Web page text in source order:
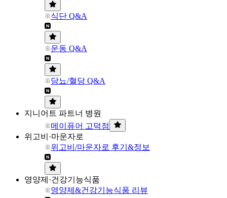
식단 Q&A
운동 Q&A
당뇨/혈당 Q&A
지니어트 파트너 병원
메이퓨어 고덕점
위고비·마운자로
위고비/마운자로 후기&정보
영양제·건강기능식품
영양제&건강기능식품 리뷰